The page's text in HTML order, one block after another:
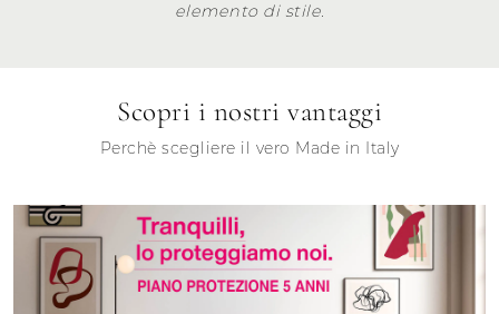
elemento di stile.
Scopri i nostri vantaggi
Perchè scegliere il vero Made in Italy